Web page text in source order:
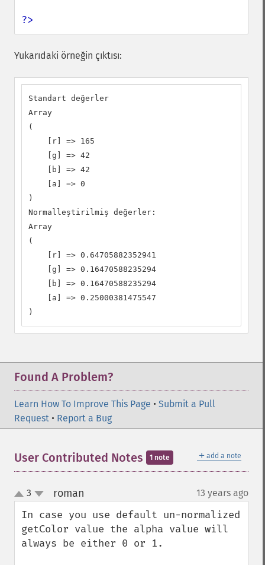
?>
Yukarıdaki örneğin çıktısı:
Standart değerler
Array
(
    [r] => 165
    [g] => 42
    [b] => 42
    [a] => 0
)
Normalleştirilmiş değerler:
Array
(
    [r] => 0.64705882352941
    [g] => 0.16470588235294
    [b] => 0.16470588235294
    [a] => 0.25000381475547
)
Found A Problem?
Learn How To Improve This Page • Submit a Pull
Request • Report a Bug
＋ add a note
User Contributed Notes 1 note
up
down
3 roman 13 years ago
In case you use default un-normalized
getColor value the alpha value will
always be either 0 or 1.